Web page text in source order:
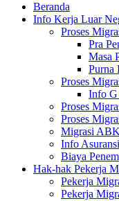
Beranda
Info Kerja Luar
Proses
Pra
Masa
Purna
Proses
Info G
Proses
Proses
Migrasi ABK
Info
Biaya
Hak-hak Pekerja
Pekerja
Pekerja